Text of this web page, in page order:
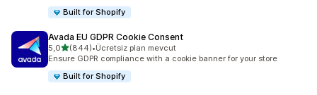
Built for Shopify
Avada EU GDPR Cookie Consent
5,05 yıldız üzerinden
(844)
toplam 844 değerlendirme
•Ücretsiz plan mevcut
Ensure GDPR compliance with a cookie banner for your store
Built for Shopify